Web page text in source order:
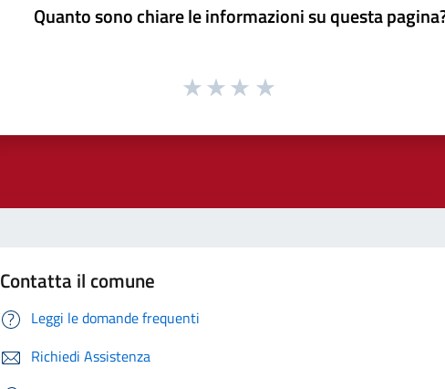
Quanto sono chiare le informazioni su questa
Contatta il comune
Leggi le domande frequenti
Richiedi Assistenza